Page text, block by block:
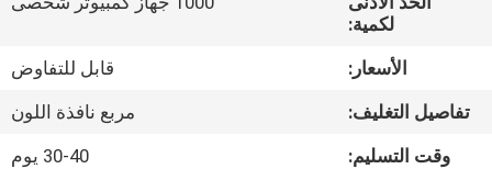
المصنع
الجودة
لكمية:
الأسعار:
قابل للتفاوض
تفاصيل التغليف:
مربع نافذة اللون
وقت التسليم:
30-40 يوم